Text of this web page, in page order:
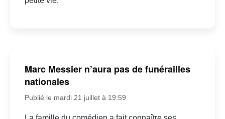
Marc Messier n’aura pas de funérailles
nationales
Publié le mardi 21 juillet à 19:59